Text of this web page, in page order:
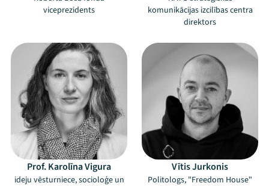
viceprezidents
komunikācijas izcilības centra
direktors
Prof. Karolīna Vigura
ideju vēsturniece, socioloģe un
Vītis Jurkonis
Politologs, "Freedom House"